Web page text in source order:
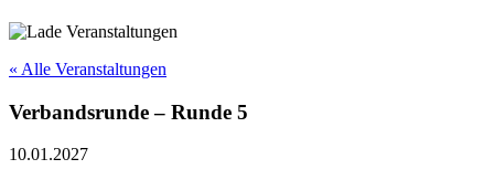
« Alle Veranstaltungen
Verbandsrunde – Runde 5
10.01.2027